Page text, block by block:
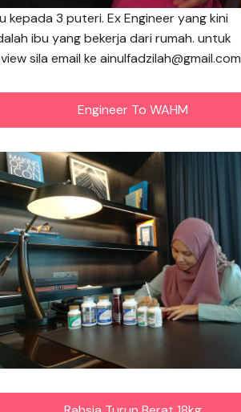
kepada 3 puteri. Ex Engineer yang kini
ibu yang bekerja dari rumah. untuk
sila email ke ainulfadzilah@gmail.com
Engineer To WAHM